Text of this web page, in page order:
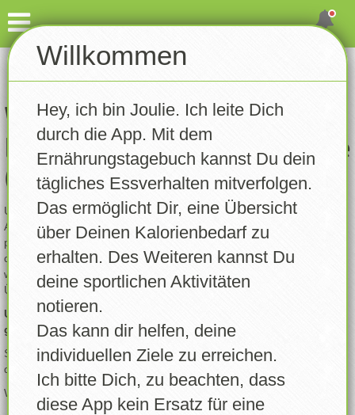
Dashboard
Eintragen
Gewicht notieren
Aktivität notieren
Tagebuch
Rezepte
Statistik
Trainingsplan
Erinnerungen
Lebensmittel erstellen
Account erstellen
Willkommen bei
Ernährungstagebuch Deluxe
(ETBD)!
Um die App voll nutzen zu können – wie das Erfassen deiner
Aktivitäten, das Auswerten von Statistiken oder das Führen deines
persönlichen Ernährungstagebuchs – ist ein Account nötig. Mit
deinem eigenen Profil kannst du einfach festhalten, was du isst und
welche Aktivitäten du machst. So bekommst du eine bessere
Übersicht über deinen Fortschritt.
Um deine Daten sicher und den Anforderungen der DSGVO
gerecht zu werden, ist ein Account leider unverzichtbar.
Starte jetzt und entdecke, wie leicht es ist, deine Ernährung und
deinen Alltag Schritt für Schritt zu verbessern.
Wir freuen uns, dich auf deinem Weg zu zu unterstützen!
Willkommen
Hey, ich bin Joulie. Ich leite Dich
durch die App. Mit dem
Ernährungstagebuch kannst Du dein
tägliches Essverhalten mitverfolgen.
Das ermöglicht Dir, eine Übersicht
über Deinen Kalorienbedarf zu
erhalten. Des Weiteren kannst Du
deine sportlichen Aktivitäten
notieren.
Das kann dir helfen, deine
individuellen Ziele zu erreichen.
Ich bitte Dich, zu beachten, dass
diese App kein Ersatz für eine